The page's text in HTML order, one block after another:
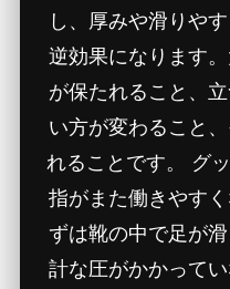
し、厚みや滑りや
逆効果になります
が保たれること、
い方が変わること
れることです。 グ
指がまた働きやす
ずは靴の中で足が
計な圧がかかって